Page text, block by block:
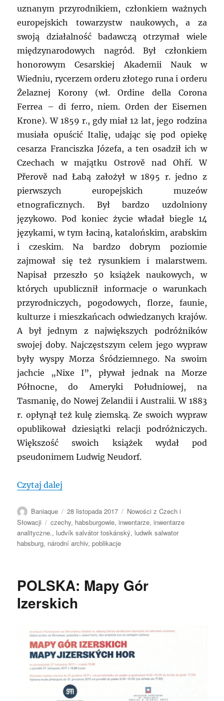
uznanym przyrodnikiem, członkiem ważnych
europejskich towarzystw naukowych, a za
swoją działalność badawczą otrzymał wiele
międzynarodowych nagród. Był członkiem
honorowym Cesarskiej Akademii Nauk w
Wiedniu, rycerzem orderu złotego runa i orderu
Żelaznej Korony (wł. Ordine della Corona
Ferrea – di ferro, niem. Orden der Eisernen
Krone). W 1859 r., gdy miał 12 lat, jego rodzina
musiała opuścić Italię, udając się pod opiekę
cesarza Franciszka Józefa, a ten osadził ich w
Czechach w majątku Ostrově nad Ohří. W
Přerově nad Łabą założył w 1895 r. jedno z
pierwszych europejskich muzeów
etnograficznych. Był bardzo uzdolniony
językowo. Pod koniec życie władał biegle 14
językami, w tym łaciną, katalońskim, arabskim
i czeskim. Na bardzo dobrym poziomie
zajmował się też rysunkiem i malarstwem.
Napisał przeszło 50 książek naukowych, w
których upublicznił informacje o warunkach
przyrodniczych, pogodowych, florze, faunie,
kulturze i mieszkańcach odwiedzanych krajów.
A był jednym z największych podróżników
swojej doby. Najczęstszym celem jego wypraw
były wyspy Morza Śródziemnego. Na swoim
jachcie „Nixe I”, pływał jednak na Morze
Północne, do Ameryki Południowej, na
Tasmanię, do Nowej Zelandii i Australii. W 1883
r. opłynął też kulę ziemską. Ze swoich wypraw
opublikował dziesiątki relacji podróżniczych.
Większość swoich książek wydał pod
pseudonimem Ludwig Neudorf.
Czytaj dalej
Autor
Baniaque
Data
publikacji
28 listopada 2017 Kategorie
Nowości z Czech i
Słowacji
Tagi
czechy, habsburgowie,inwentarze,inwentarze
analityczne., ludvík salvátor toskánský, ludwik salwator
habsburg, národní archiv,poblikacje
POLSKA: Mapy Gór
Izerskich